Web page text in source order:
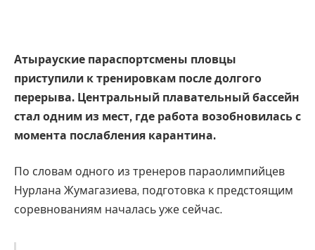
Атырауские параспортсмены пловцы
приступили к тренировкам после долгого
перерыва. Центральный плавательный бассейн
стал одним из мест, где работа возобновилась с
момента послабления карантина.
По словам одного из тренеров параолимпийцев
Нурлана Жумагазиева, подготовка к предстоящим
соревнованиям началась уже сейчас.